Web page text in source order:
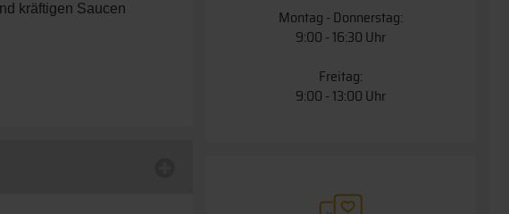
kräftigen Saucen
Montag - Donnerstag:
9:00 - 16:30 Uhr
Freitag:
9:00 - 13:00 Uhr